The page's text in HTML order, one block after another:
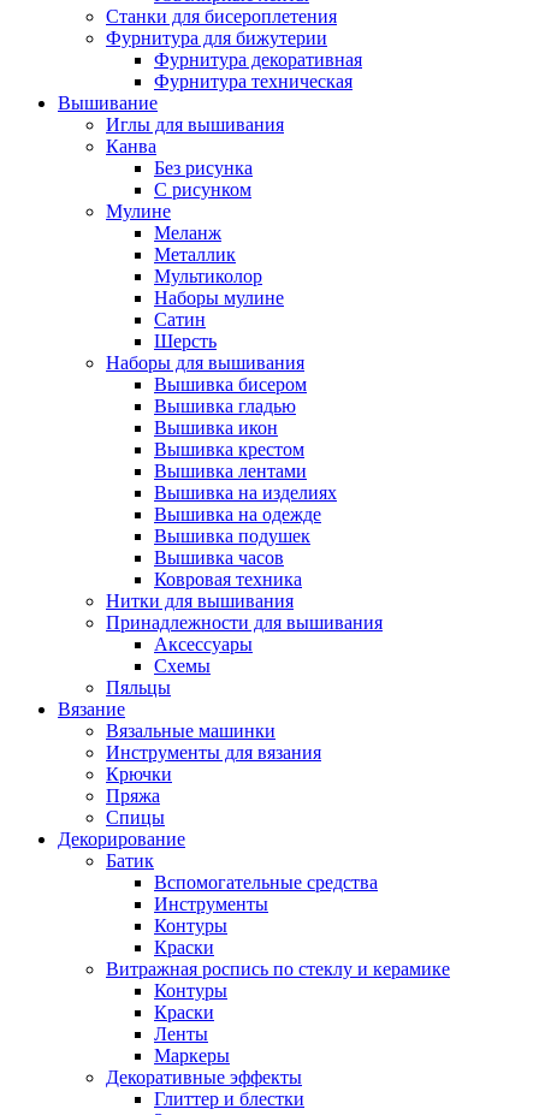
Станки для бисероплетения
Фурнитура для бижутерии
Фурнитура декоративная
Фурнитура техническая
Вышивание
Иглы для вышивания
Канва
Без рисунка
С рисунком
Мулине
Меланж
Металлик
Мультиколор
Наборы мулине
Сатин
Шерсть
Наборы для вышивания
Вышивка бисером
Вышивка гладью
Вышивка икон
Вышивка крестом
Вышивка лентами
Вышивка на изделиях
Вышивка на одежде
Вышивка подушек
Вышивка часов
Ковровая техника
Нитки для вышивания
Принадлежности для вышивания
Аксессуары
Схемы
Пяльцы
Вязание
Вязальные машинки
Инструменты для вязания
Крючки
Пряжа
Спицы
Декорирование
Батик
Вспомогательные средства
Инструменты
Контуры
Краски
Витражная роспись по стеклу и керамике
Контуры
Краски
Ленты
Маркеры
Декоративные эффекты
Глиттер и блестки